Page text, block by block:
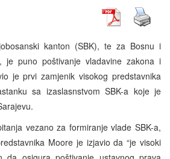
kanton (SBK), te za Bosnu i
je puno poštivanje vladavine zakona i
je prvi zamjenik visokog predstavnika
sa izaslasnstvom SBK-a koje je
vezano za formiranje vlade SBK-a,
Moore je izjavio da “je visoki